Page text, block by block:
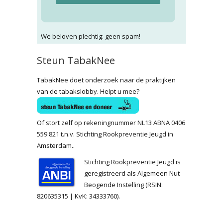
We beloven plechtig: geen spam!
Steun TabakNee
TabakNee doet onderzoek naar de praktijken
van de tabakslobby. Helpt u mee?
Of stort zelf op rekeningnummer NL13 ABNA 0406
559 821 t.n.v. Stichting Rookpreventie Jeugd in
Amsterdam..
Stichting Rookpreventie Jeugd is
geregistreerd als Algemeen Nut
Beogende Instelling (RSIN:
820635315 | KvK: 34333760).